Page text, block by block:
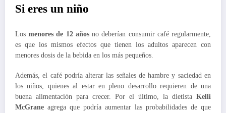
Si eres un niño
Los menores de 12 añosno deberían consumir café regularmente,
es que los mismos efectos que tienen los adultos aparecen con
menores dosis de la bebida en los más pequeños.
Además, el café podría alterar las señales de hambre y saciedad en
los niños, quienes al estar en pleno desarrollo requieren de una
buena alimentación para crecer. Por el último, la dietista Kelli
McGrane agrega que podría aumentar las probabilidades de que